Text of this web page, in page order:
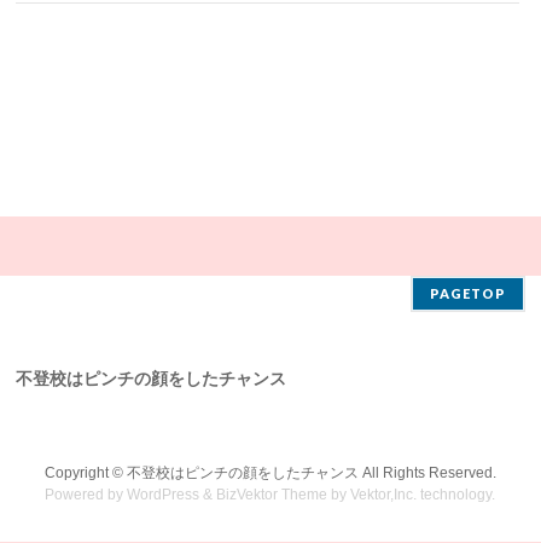
PAGETOP
不登校はピンチの顔をしたチャンス
Copyright © 不登校はピンチの顔をしたチャンス All Rights Reserved.
Powered byWordPress & BizVektor Theme byVektor,Inc. technology.